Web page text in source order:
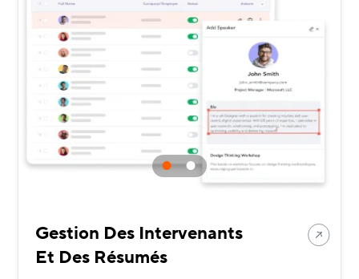
Gestion Des Intervenants
Et Des Résumés